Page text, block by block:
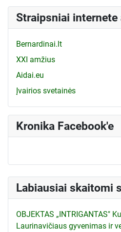
Straipsniai internete
Bernardinai.lt
XXI amžius
Aidai.eu
Įvairios svetainės
Kronika Facebook'e
Labiausiai skaitomi
OBJEKTAS „INTRIGANTAS"
Laurinavičiaus gyvenimas ir